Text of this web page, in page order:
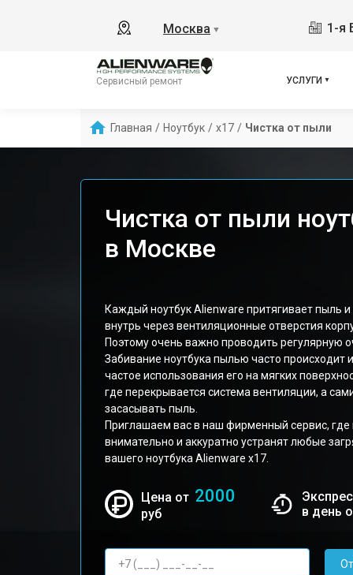
Москва ▼ 1-я
Сервисный ремонт УСЛУГИ
Главная / Ноутбук / x17 / Чистка от пыли
Чистка от пыли
в Москве
Каждый ноутбук Alienware притягивает пыль
внутрь через вентиляционные отверстия
Поэтому очень важно проводить регулярную
Забивание ноутбука пылью часто происходит
частое использования его на мягких
где перекрывается система вентиляции, а
засасывать пыль.
Приглашаем вас в наш фирменный сервис,
внимательно и аккуратно устранят любые
вашего ноутбука Alienware x17.
Цена от 2000
руб
в день